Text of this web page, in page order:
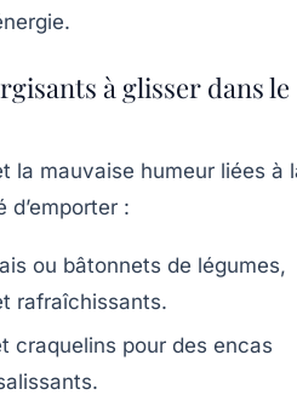
à glisser dans le
la mauvaise humeur liées à
:
ou bâtonnets de légumes,
rafraîchissants.
craquelins pour des encas